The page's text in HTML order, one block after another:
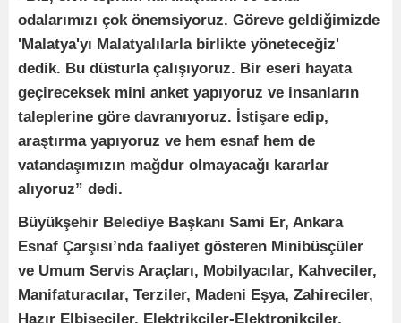
odalarımızı çok önemsiyoruz. Göreve geldiğimizde
'Malatya'yı Malatyalılarla birlikte yöneteceğiz'
dedik. Bu düsturla çalışıyoruz. Bir eseri hayata
geçireceksek mini anket yapıyoruz ve insanların
taleplerine göre davranıyoruz. İstişare edip,
araştırma yapıyoruz ve hem esnaf hem de
vatandaşımızın mağdur olmayacağı kararlar
alıyoruz” dedi.
Büyükşehir Belediye Başkanı Sami Er, Ankara
Esnaf Çarşısı’nda faaliyet gösteren Minibüsçüler
ve Umum Servis Araçları, Mobilyacılar, Kahveciler,
Manifaturacılar, Terziler, Madeni Eşya, Zahireciler,
Hazır Elbiseciler, Elektrikçiler-Elektronikçiler,